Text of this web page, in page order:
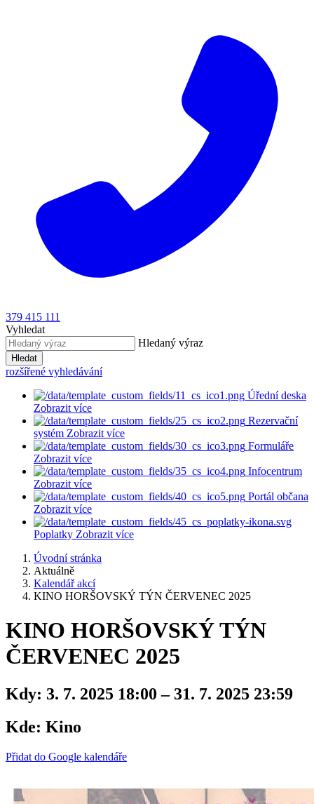
379 415 111
Vyhledat
Hledaný výraz
Hledat
rozšířené vyhledávání
Úřední deska
Zobrazit více
Rezervační
systém Zobrazit více
Formuláře
Zobrazit více
Infocentrum
Zobrazit více
Portál občana
Zobrazit více
Poplatky Zobrazit více
Úvodní stránka
Aktuálně
Kalendář akcí
KINO HORŠOVSKÝ TÝN ČERVENEC 2025
KINO HORŠOVSKÝ TÝN
ČERVENEC 2025
Kdy: 3. 7. 2025 18:00 – 31. 7. 2025 23:59
Kde: Kino
Přidat do Google kalendáře